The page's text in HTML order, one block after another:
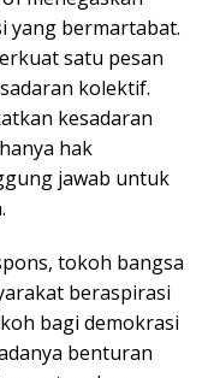
yang bermartabat.
satu pesan
kolektif.
kesadaran
hak
jawab untuk
tokoh bangsa
beraspirasi
bagi demokrasi
benturan